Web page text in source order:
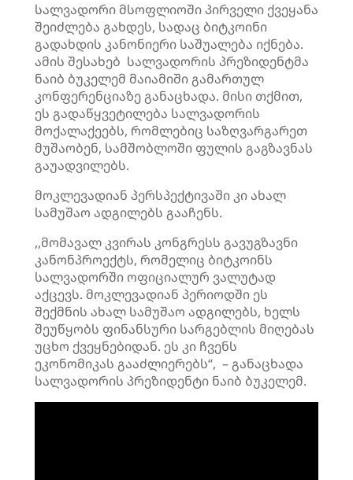
სალვადორი მსოფლიოში პირველი ქვეყანა
შეიძლება გახდეს, სადაც ბიტკოინი
გადახდის კანონიერი საშუალება იქნება.
ამის შესახებ სალვადორის პრეზიდენტმა
ნაიბ ბუკელემ მაიამიში გამართულ
კონფერენციაზე განაცხადა. მისი თქმით,
ეს გადაწყვეტილება სალვადორის
მოქალაქეებს, რომლებიც საზღვარგარეთ
მუშაობენ, სამშობლოში ფულის გაგზავნას
გაუადვილებს.
მოკლევადიან პერსპექტივაში კი ახალ
სამუშაო ადგილებს გააჩენს.
,,მომავალ კვირას კონგრესს გავუგზავნი
კანონპროექტს, რომელიც ბიტკოინს
სალვადორში ოფიციალურ ვალუტად
აქცევს. მოკლევადიან პერიოდში ეს
შექმნის ახალ სამუშაო ადგილებს, ხელს
შეუწყობს ფინანსური სარგებლის მიღებას
უცხო ქვეყნებიდან. ეს კი ჩვენს
ეკონომიკას გააძლიერებს“, – განაცხადა
სალვადორის პრეზიდენტი ნაიბ ბუკელემ.